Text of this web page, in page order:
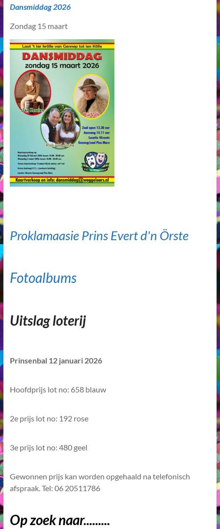
Dansmiddag 2026
Zondag 15 maart
Proklamaasie Prins Evert d'n Örste
Fotoalbums
Uitslag loterij
Prinsenbal 12 januari 2026
Hoofdprijs lot no: 658 blauw
2e prijs lot no: 192 rose
3e prijs lot no: 480 geel
Gewonnen prijs kan worden opgehaald na telefonisch
afspraak. Tel: 06 20511786
Op zoek naar.........